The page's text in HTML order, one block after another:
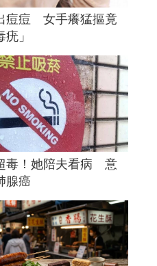
痘痘 女手癢猛摳竟
」
毒！她陪夫看病 意
腺癌